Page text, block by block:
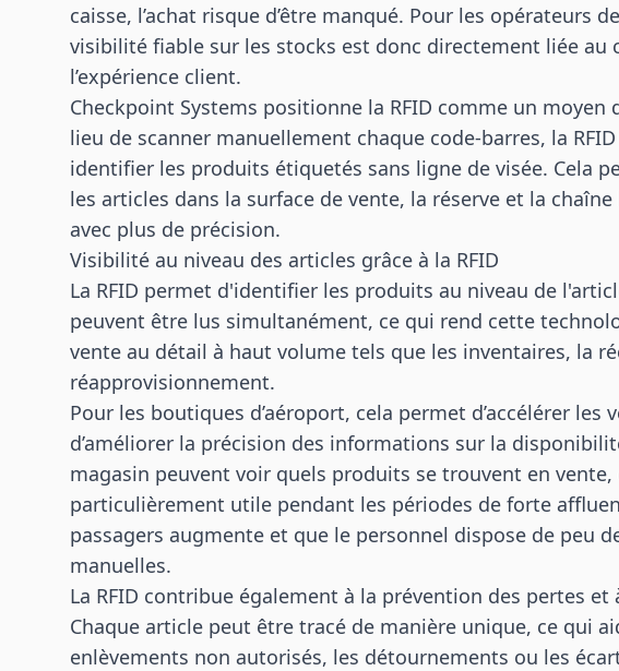
caisse, l’achat risque d’être manqué. Pour les opérateurs
visibilité fiable sur les stocks est donc directement liée au
l’expérience client.
Checkpoint Systems positionne la RFID comme un moyen
lieu de scanner manuellement chaque code-barres, la
identifier les produits étiquetés sans ligne de visée. Cela
les articles dans la surface de vente, la réserve et la
avec plus de précision.
Visibilité au niveau des articles grâce à la RFID
La RFID permet d'identifier les produits au niveau de
peuvent être lus simultanément, ce qui rend cette
vente au détail à haut volume tels que les inventaires, la
réapprovisionnement.
Pour les boutiques d’aéroport, cela permet d’accélérer les
d’améliorer la précision des informations sur la
magasin peuvent voir quels produits se trouvent en
particulièrement utile pendant les périodes de forte
passagers augmente et que le personnel dispose de peu
manuelles.
La RFID contribue également à la prévention des pertes
Chaque article peut être tracé de manière unique, ce qui
enlèvements non autorisés, les détournements ou les